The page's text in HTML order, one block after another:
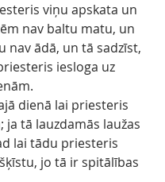
viņu apskata un
nav baltu matu, un
nav ādā, un tā sadzīst,
iesloga uz
dienā lai priesteris
ja tā lauzdamās laužas
lai tādu priesteris
jo tā ir spitālības